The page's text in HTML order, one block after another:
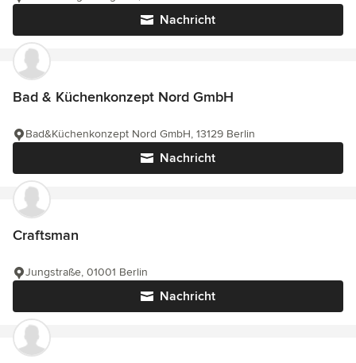
Nachricht
Bad & Küchenkonzept Nord GmbH
Nachricht
Bad&Küchenkonzept Nord GmbH, 13129 Berlin
Craftsman
Nachricht
Jungstraße, 01001 Berlin